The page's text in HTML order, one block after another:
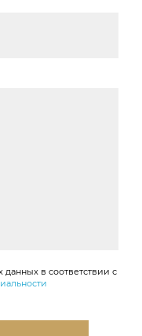
в соответствии с